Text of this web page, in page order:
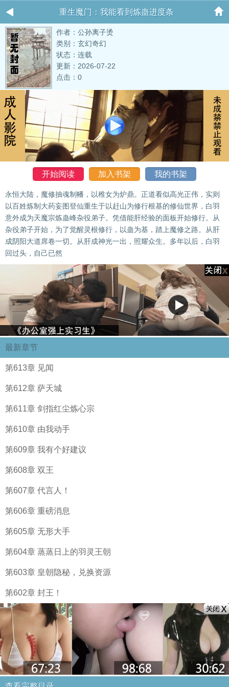
重生魔门：我能看到炼蛊进度条
作者：公孙离子烫
类别：玄幻奇幻
状态：连载
更新：2026-07-22
点击：0
开始阅读 加入书架 我的书架
永恒大陆，魔修抽魂制幡，以稚女为炉鼎。正道看似高光正伟，实则
以百姓炼制大药妄图登仙重生于以赶山为修行根基的修仙世界，白羽
意外成为天魔宗炼蛊峰杂役弟子。凭借能肝经验的面板开始修行。从
杂役弟子开始，为了觉醒灵根修行，以蛊为基，踏上魔修之路。从肝
成阴阳大道席卷一切。从肝成神光一出，照耀众生。多年以后，白羽
回过头，自己已然
最新章节
第613章 见闻
第612章 萨天城
第611章 剑指红尘炼心宗
第610章 由我动手
第609章 我有个好建议
第608章 双王
第607章 代言人！
第606章 重磅消息
第605章 无形大手
第604章 蒸蒸日上的羽灵王朝
第603章 皇朝隐秘，兑换资源
第602章 封王！